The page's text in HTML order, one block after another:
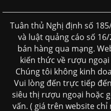
Tuân thủ Nghị định số
và luật quảng cáo số
bán hàng qua mạng.
kiến thức về rượu
Chúng tôi không kinh
Vui lòng đến trực tiếp
siêu thị rượu ngoại hoặc
vấn. ( giá trên website